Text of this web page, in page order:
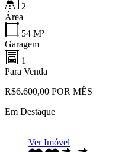
2
Área
54 M²
Garagem
1
Para Venda
R$6.600,00 POR MÊS
Em Destaque
Ver Imóvel